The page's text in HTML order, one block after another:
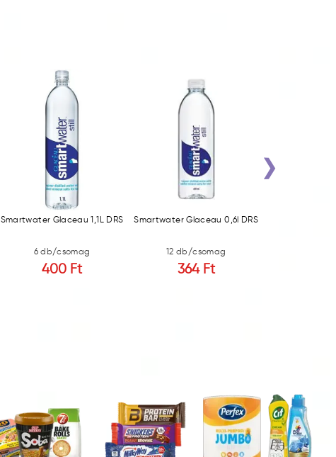
Smartwater Glaceau 1,1L DRS
6 db/csomag
400 Ft
Smartwater Glaceau 0,6l DRS
12 db/csomag
364 Ft
›